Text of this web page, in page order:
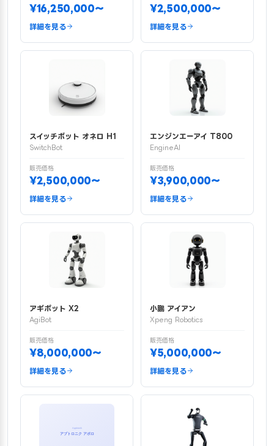
¥16,250,000〜
詳細を見る
¥2,500,000〜
詳細を見る
スイッチボット オネロ H1
SwitchBot
販売価格
¥2,500,000〜
詳細を見る
エンジンエーアイ T800
EngineAI
販売価格
¥3,900,000〜
詳細を見る
アギボット X2
AgiBot
販売価格
¥8,000,000〜
詳細を見る
小鵬 アイアン
Xpeng Robotics
販売価格
¥5,000,000〜
詳細を見る